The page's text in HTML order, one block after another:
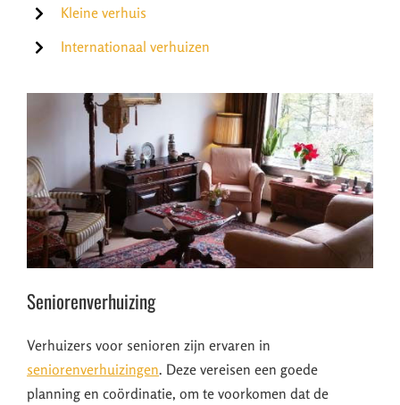
Kleine verhuis
Internationaal verhuizen
Seniorenverhuizing
Verhuizers voor senioren zijn ervaren in
seniorenverhuizingen. Deze vereisen een goede
planning en coördinatie, om te voorkomen dat de